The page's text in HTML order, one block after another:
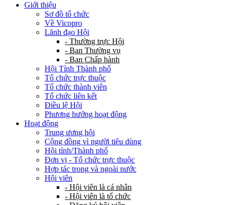
Giới thiệu
Sơ đồ tổ chức
Về Vicopro
Lãnh đạo Hội
- Thường trực Hội
- Ban Thường vụ
- Ban Chấp hành
Hội Tỉnh Thành phố
Tổ chức trực thuộc
Tổ chức thành viên
Tổ chức liên kết
Điều lệ Hội
Phương hướng hoạt động
Hoạt động
Trung ương hội
Cộng đồng vì người tiêu dùng
Hội tỉnh/Thành phố
Đơn vị - Tổ chức trực thuộc
Hợp tác trong và ngoài nước
Hội viên
- Hội viên là cá nhân
- Hội viên là tổ chức